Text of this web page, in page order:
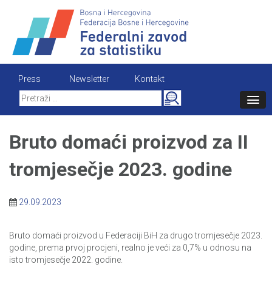
content
Press Newsletter
Kontakt
Search
for:
Bruto domaći proizvod za II
tromjesečje 2023. godine
29.09.2023
Bruto domaći proizvod u Federaciji BiH za drugo tromjesečje 2023.
godine, prema prvoj procjeni, realno je veći za 0,7% u odnosu na
isto tromjesečje 2022. godine.